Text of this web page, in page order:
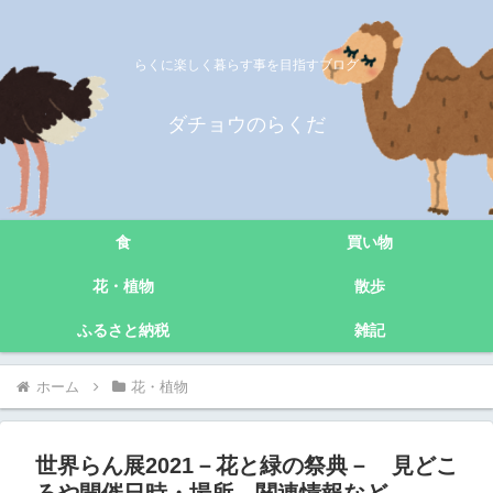
らくに楽しく暮らす事を目指すブログ
ダチョウのらくだ
食 買い物
花・植物 散歩
ふるさと納税 雑記
ホーム 花・植物
世界らん展2021－花と緑の祭典－ 見どこ